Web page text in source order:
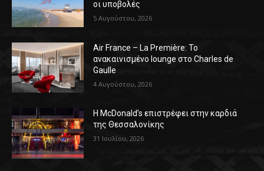
οι υποβολές
5 Αυγούστου, 2026
Air France – La Première: Το
ανακαινισμένο lounge στο Charles de
Gaulle
4 Αυγούστου, 2026
Η McDonald’s επιστρέφει στην καρδιά
της Θεσσαλονίκης
31 Ιουλίου, 2026